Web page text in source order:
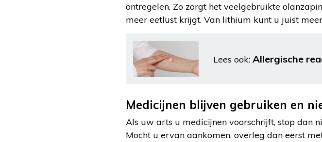
ontregelen. Zo zorgt het veelgebruikte
meer eetlust krijgt. Van lithium kunt u juist
Lees ook: Allergische
Medicijnen blijven gebruiken en
Als uw arts u medicijnen voorschrijft, stop dan
Mocht u ervan aankomen, overleg dan eerst